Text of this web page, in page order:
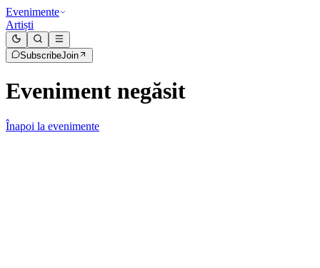
Evenimente
Artiști
SubscribeJoin
Eveniment negăsit
Înapoi la evenimente